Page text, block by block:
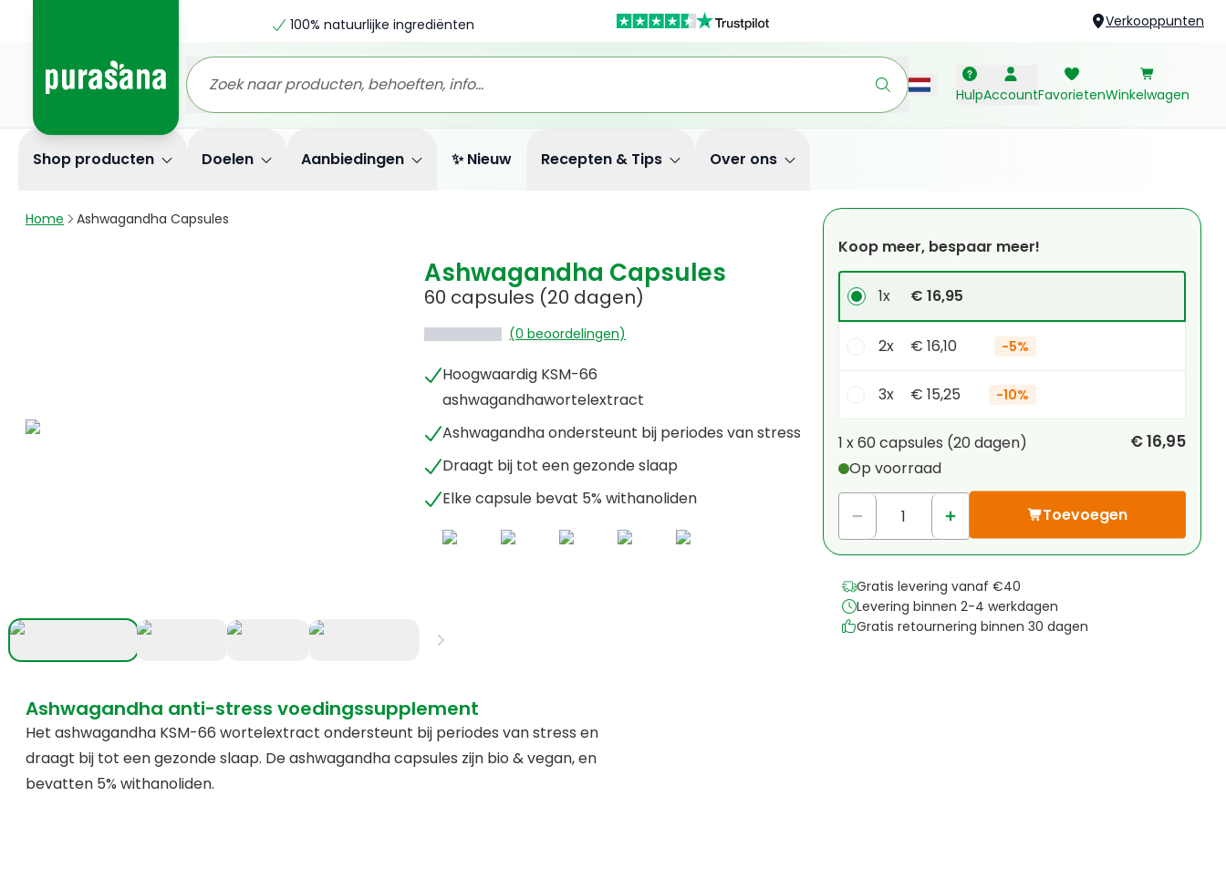
100% natuurlijke ingrediënten Verkooppunten
HulpAccountFavorietenWinkelwagen
Shop producten Doelen Aanbiedingen ✨ Nieuw Recepten & Tips Over ons
Home Ashwagandha Capsules
Ashwagandha Capsules
60 capsules (20 dagen)
(0 beoordelingen)
Hoogwaardig KSM-66
ashwagandhawortelextract
Ashwagandha ondersteunt bij periodes van stress
Draagt bij tot een gezonde slaap
Elke capsule bevat 5% withanoliden
Koop meer, bespaar meer!
1x € 16,95
2x € 16,10 -5%
3x € 15,25 -10%
Je persoonlijke korting
1x € 0,00
1 x60 capsules (20dagen)
Op voorraad
€ 16,95
Toevoegen
Gratis levering vanaf €40
Levering binnen 2-4 werkdagen
Gratis retournering binnen 30 dagen
Ashwagandha anti-stress voedingssupplement
Het ashwagandha KSM-66 wortelextract ondersteunt bij periodes van stress en
draagt bij tot een gezonde slaap. De ashwagandha capsules zijn bio & vegan, en
bevatten 5% withanoliden.